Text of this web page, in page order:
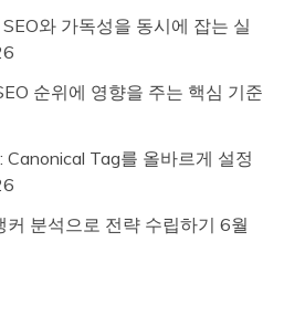
와 가독성을 동시에 잡는 실
순위에 영향을 주는 핵심 기준
Canonical Tag를 올바르게 설정
커 분석으로 전략 수립하기 6월